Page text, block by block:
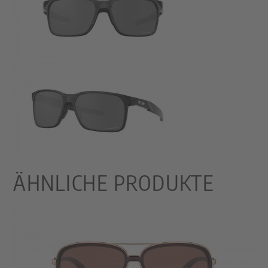
ÄHNLICHE PRODUKTE